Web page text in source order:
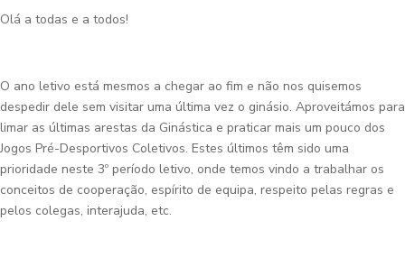
Olá a todas e a todos!
O ano letivo está mesmos a chegar ao fim e não nos quisemos
despedir dele sem visitar uma última vez o ginásio. Aproveitámos para
limar as últimas arestas da Ginástica e praticar mais um pouco dos
Jogos Pré-Desportivos Coletivos. Estes últimos têm sido uma
prioridade neste 3º período letivo, onde temos vindo a trabalhar os
conceitos de cooperação, espírito de equipa, respeito pelas regras e
pelos colegas, interajuda, etc.